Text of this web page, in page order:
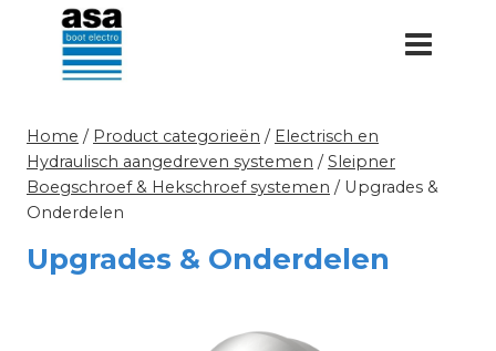
Doorgaan
inhoud
Home / Product categorieën / Electrisch en
Hydraulisch aangedreven systemen / Sleipner
Boegschroef & Hekschroef systemen / Upgrades &
Onderdelen
Upgrades & Onderdelen